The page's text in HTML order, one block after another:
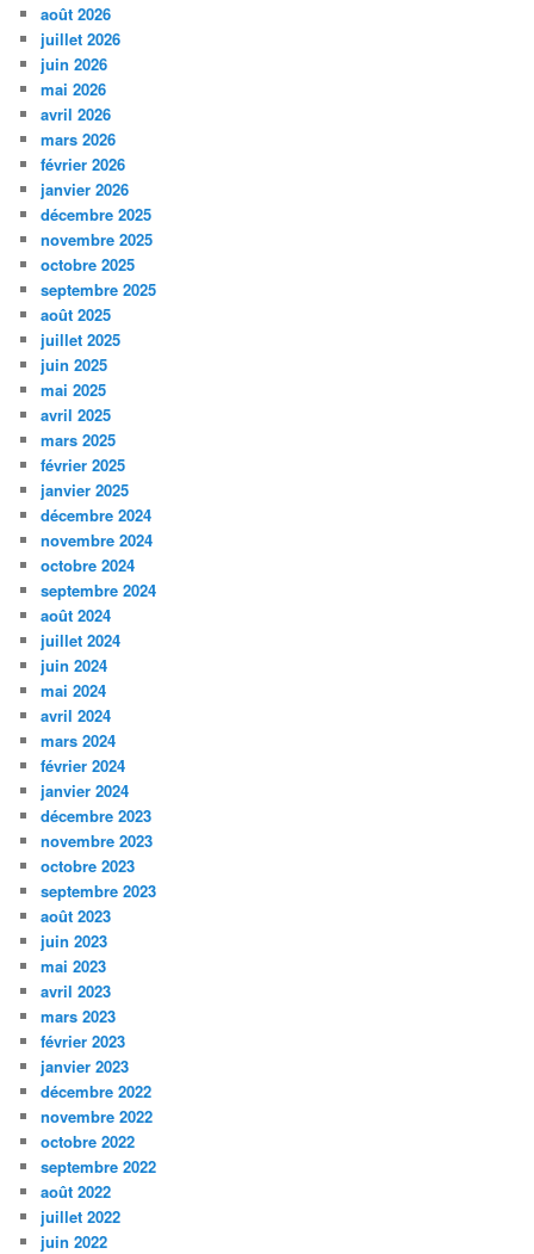
août 2026
juillet 2026
juin 2026
mai 2026
avril 2026
mars 2026
février 2026
janvier 2026
décembre 2025
novembre 2025
octobre 2025
septembre 2025
août 2025
juillet 2025
juin 2025
mai 2025
avril 2025
mars 2025
février 2025
janvier 2025
décembre 2024
novembre 2024
octobre 2024
septembre 2024
août 2024
juillet 2024
juin 2024
mai 2024
avril 2024
mars 2024
février 2024
janvier 2024
décembre 2023
novembre 2023
octobre 2023
septembre 2023
août 2023
juin 2023
mai 2023
avril 2023
mars 2023
février 2023
janvier 2023
décembre 2022
novembre 2022
octobre 2022
septembre 2022
août 2022
juillet 2022
juin 2022